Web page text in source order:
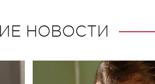
НОВОСТИ